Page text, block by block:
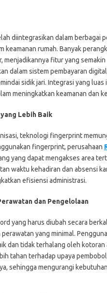
diintegrasikan dalam berbagai
keamanan rumah. Banyak
menjadikannya fitur yang
dalam sistem pembayaran
sidik jari. Integrasi yang
meningkatkan keamanan dan
Lebih Baik
teknologi fingerprint
fingerprint, perusahaan
yang dapat mengakses area
waktu kehadiran dan absensi
efisiensi administrasi.
dan Pengelolaan
yang harus diubah secara
yang minimal.
dan tidak terhalang oleh kotoran
tahan terhadap upaya
sehingga mengurangi